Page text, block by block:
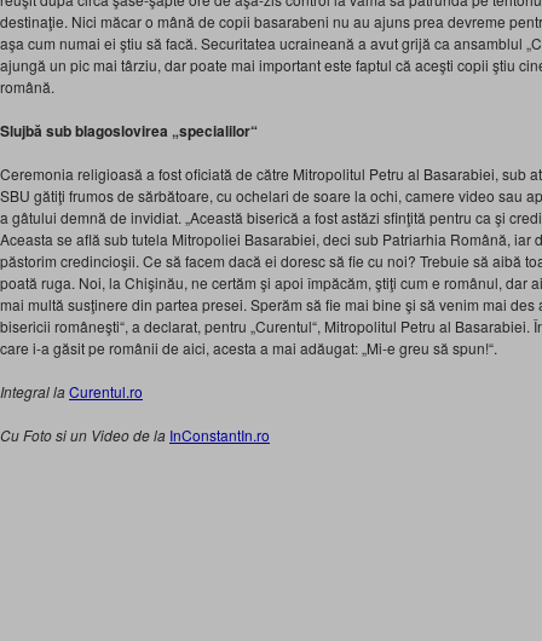
destinaţie. Nici măcar o mână de copii basarabeni nu au ajuns prea devreme
aşa cum numai ei ştiu să facă. Securitatea ucraineană a avut grijă ca ansamblul
ajungă un pic mai târziu, dar poate mai important este faptul că aceşti copii ştiu
română.
Slujbă sub blagoslovirea „specialilor“
Ceremonia religioasă a fost oficiată de către Mitropolitul Petru al Basarabiei, sub
SBU gătiţi frumos de sărbătoare, cu ochelari de soare la ochi, camere video sau
a gâtului demnă de invidiat. „Această biserică a fost astăzi sfinţită pentru ca şi
Aceasta se află sub tutela Mitropoliei Basarabiei, deci sub Patriarhia Română, iar
păstorim credincioşii. Ce să facem dacă ei doresc să fie cu noi? Trebuie să aibă
poată ruga. Noi, la Chişinău, ne certăm şi apoi împăcăm, ştiţi cum e românul, dar
mai multă susţinere din partea presei. Sperăm să fie mai bine şi să venim mai
bisericii româneşti“, a declarat, pentru „Curentul“, Mitropolitul Petru al Basarabiei.
care i-a găsit pe românii de aici, acesta a mai adăugat: „Mi-e greu să spun!“.
Integral laCurentul.ro
Cu Foto si un Video de la InConstantIn.ro